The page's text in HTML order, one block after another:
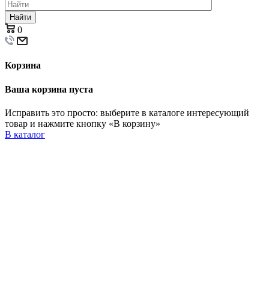
Найти
0
Корзина
Ваша корзина пуста
Исправить это просто: выберите в каталоге интересующий
товар и нажмите кнопку «В корзину»
В каталог